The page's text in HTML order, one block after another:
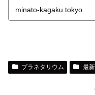
minato-kagaku.tokyo
プラネタリウム 最